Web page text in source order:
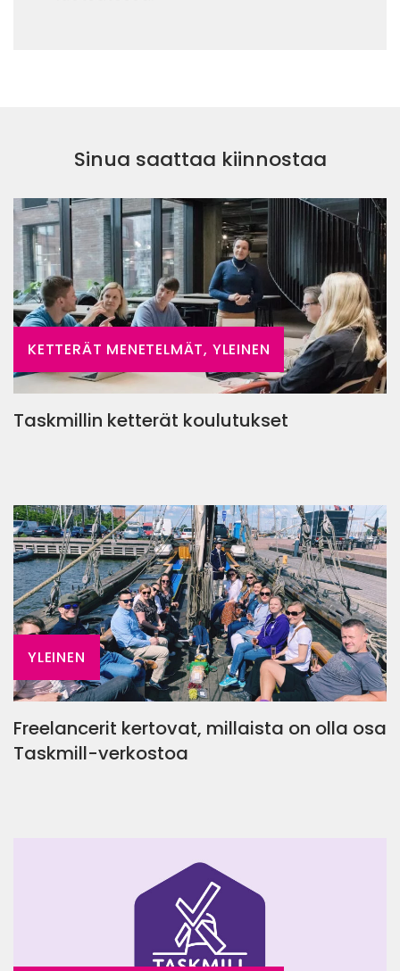
Sinua saattaa kiinnostaa
KETTERÄT MENETELMÄT, YLEINEN
Taskmillin ketterät koulutukset
YLEINEN
Freelancerit kertovat, millaista on olla osa
Taskmill-verkostoa